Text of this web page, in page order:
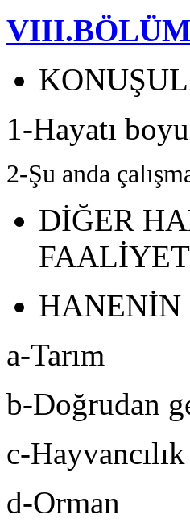
1-Hayatı
2-Şu anda
DİĞER
a-Tarım
b-Doğrudan
c-Hayvancılık
d-Orman